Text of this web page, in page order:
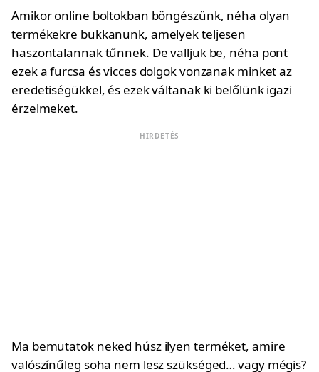
Amikor online boltokban böngészünk, néha olyan
termékekre bukkanunk, amelyek teljesen
haszontalannak tűnnek. De valljuk be, néha pont
ezek a furcsa és vicces dolgok vonzanak minket az
eredetiségükkel, és ezek váltanak ki belőlünk igazi
érzelmeket.
HIRDETÉS
Ma bemutatok neked húsz ilyen terméket, amire
valószínűleg soha nem lesz szükséged… vagy mégis?